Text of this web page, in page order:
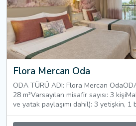
Flora Mercan Oda
ODA TÜRÜ ADI: Flora Mercan
28 m²Varsayılan misafir sayısı: 3
ve yatak paylaşımı dahil): 3 yetişkin, 1